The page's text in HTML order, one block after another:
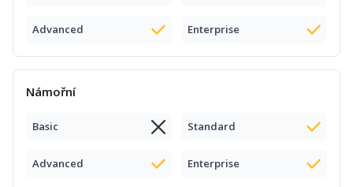
Advanced Enterprise
Námořní
Basic Standard
Advanced Enterprise